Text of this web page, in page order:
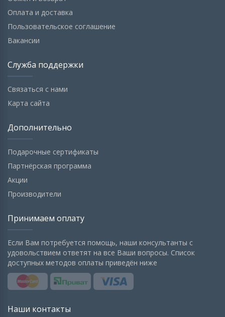
Оплата и доставка
Пользовательское соглашение
Вакансии
Служба поддержки
Связаться с нами
Карта сайта
Дополнительно
Подарочные сертификаты
Партнёрская программа
Акции
Производители
Принимаем оплату
Если Вам потребуется помощь, наши консультанты с
удовольствием ответят на все Ваши вопросы. Список
доступных методов оплаты приведён ниже
Наши контакты